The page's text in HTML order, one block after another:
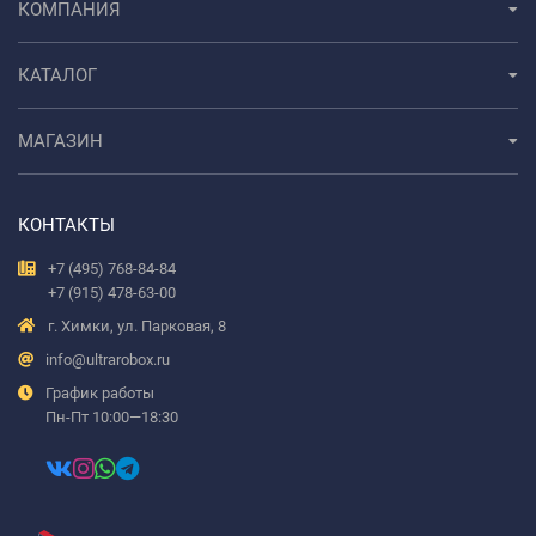
КОМПАНИЯ
КАТАЛОГ
МАГАЗИН
КОНТАКТЫ
+7 (495) 768-84-84
+7 (915) 478-63-00
г. Химки, ул. Парковая, 8
info@ultrarobox.ru
График работы
Пн-Пт 10:00—18:30